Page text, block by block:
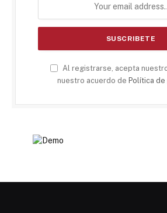
Al registrarse, acepta
nuestro acuerdo de Política